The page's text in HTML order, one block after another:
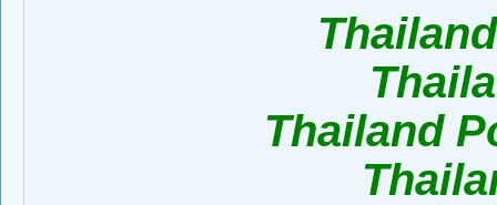
Thailand